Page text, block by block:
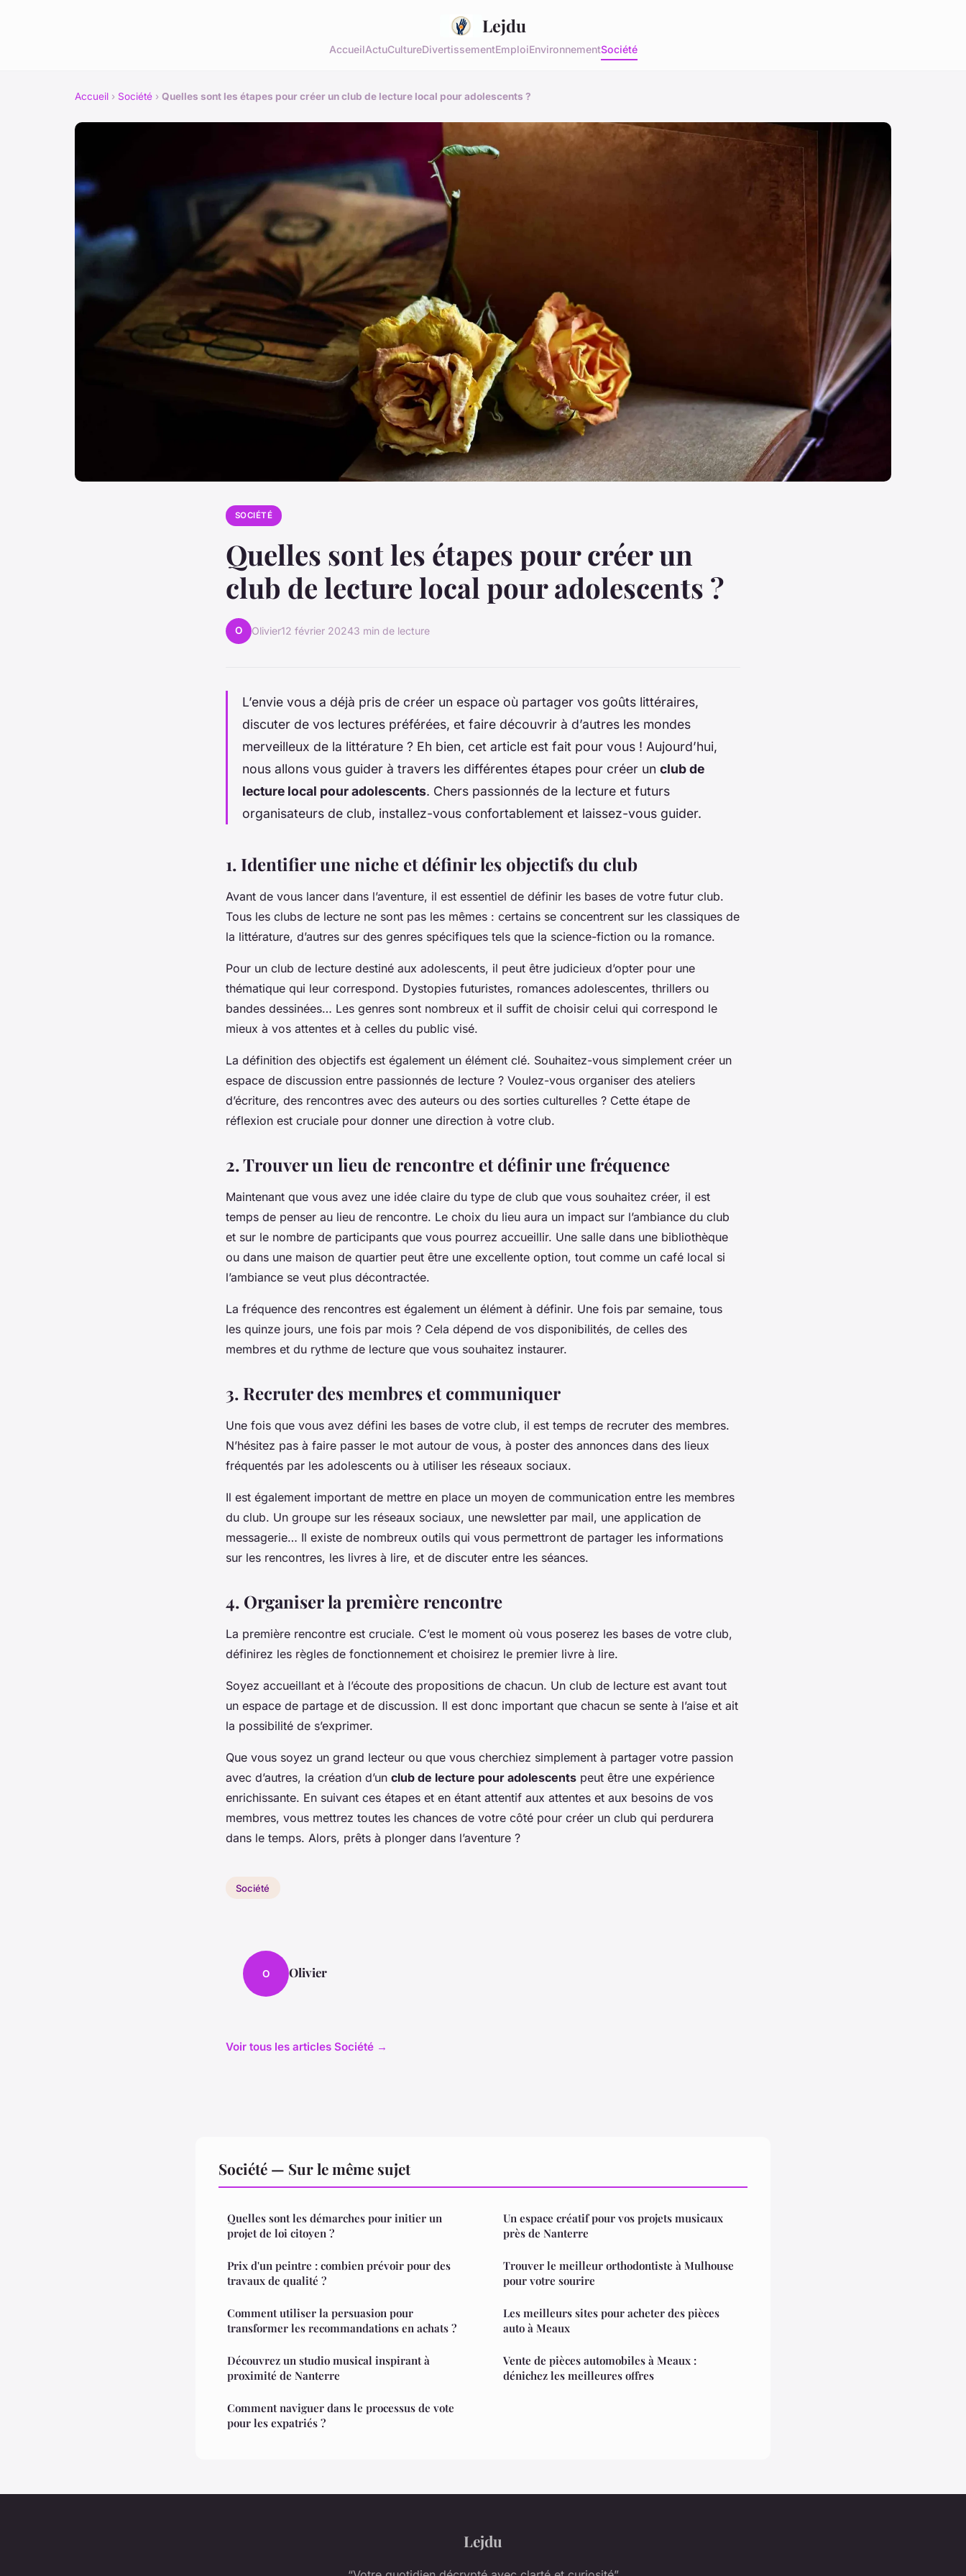
Lejdu
AccueilActuCultureDivertissementEmploiEnvironnementSociété
Accueil › Société › Quelles sont les étapes pour créer un club de lecture local pour adolescents ?
SOCIÉTÉ
Quelles sont les étapes pour créer un
club de lecture local pour adolescents ?
O Olivier12 février 20243 min de lecture
L’envie vous a déjà pris de créer un espace où partager vos goûts littéraires,
discuter de vos lectures préférées, et faire découvrir à d’autres les mondes
merveilleux de la littérature ? Eh bien, cet article est fait pour vous ! Aujourd’hui,
nous allons vous guider à travers les différentes étapes pour créer un club de
lecture local pour adolescents. Chers passionnés de la lecture et futurs
organisateurs de club, installez-vous confortablement et laissez-vous guider.
1. Identifier une niche et définir les objectifs du club
Avant de vous lancer dans l’aventure, il est essentiel de définir les bases de votre futur club.
Tous les clubs de lecture ne sont pas les mêmes : certains se concentrent sur les classiques de
la littérature, d’autres sur des genres spécifiques tels que la science-fiction ou la romance.
Pour un club de lecture destiné aux adolescents, il peut être judicieux d’opter pour une
thématique qui leur correspond. Dystopies futuristes, romances adolescentes, thrillers ou
bandes dessinées… Les genres sont nombreux et il suffit de choisir celui qui correspond le
mieux à vos attentes et à celles du public visé.
La définition des objectifs est également un élément clé. Souhaitez-vous simplement créer un
espace de discussion entre passionnés de lecture ? Voulez-vous organiser des ateliers
d’écriture, des rencontres avec des auteurs ou des sorties culturelles ? Cette étape de
réflexion est cruciale pour donner une direction à votre club.
2. Trouver un lieu de rencontre et définir une fréquence
Maintenant que vous avez une idée claire du type de club que vous souhaitez créer, il est
temps de penser au lieu de rencontre. Le choix du lieu aura un impact sur l’ambiance du club
et sur le nombre de participants que vous pourrez accueillir. Une salle dans une bibliothèque
ou dans une maison de quartier peut être une excellente option, tout comme un café local si
l’ambiance se veut plus décontractée.
La fréquence des rencontres est également un élément à définir. Une fois par semaine, tous
les quinze jours, une fois par mois ? Cela dépend de vos disponibilités, de celles des
membres et du rythme de lecture que vous souhaitez instaurer.
3. Recruter des membres et communiquer
Une fois que vous avez défini les bases de votre club, il est temps de recruter des membres.
N’hésitez pas à faire passer le mot autour de vous, à poster des annonces dans des lieux
fréquentés par les adolescents ou à utiliser les réseaux sociaux.
Il est également important de mettre en place un moyen de communication entre les membres
du club. Un groupe sur les réseaux sociaux, une newsletter par mail, une application de
messagerie… Il existe de nombreux outils qui vous permettront de partager les informations
sur les rencontres, les livres à lire, et de discuter entre les séances.
4. Organiser la première rencontre
La première rencontre est cruciale. C’est le moment où vous poserez les bases de votre club,
définirez les règles de fonctionnement et choisirez le premier livre à lire.
Soyez accueillant et à l’écoute des propositions de chacun. Un club de lecture est avant tout
un espace de partage et de discussion. Il est donc important que chacun se sente à l’aise et ait
la possibilité de s’exprimer.
Que vous soyez un grand lecteur ou que vous cherchiez simplement à partager votre passion
avec d’autres, la création d’un club de lecture pour adolescents peut être une expérience
enrichissante. En suivant ces étapes et en étant attentif aux attentes et aux besoins de vos
membres, vous mettrez toutes les chances de votre côté pour créer un club qui perdurera
dans le temps. Alors, prêts à plonger dans l’aventure ?
Société
O Olivier
Voir tous les articles Société →
Société — Sur le même sujet
Quelles sont les démarches pour initier un
projet de loi citoyen ?
Prix d'un peintre : combien prévoir pour des
travaux de qualité ?
Comment utiliser la persuasion pour
transformer les recommandations en achats ?
Découvrez un studio musical inspirant à
proximité de Nanterre
Comment naviguer dans le processus de vote
pour les expatriés ?
Un espace créatif pour vos projets musicaux
près de Nanterre
Trouver le meilleur orthodontiste à Mulhouse
pour votre sourire
Les meilleurs sites pour acheter des pièces
auto à Meaux
Vente de pièces automobiles à Meaux :
dénichez les meilleures offres
Lejdu